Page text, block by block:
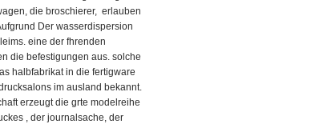
die broschierer, erlauben
Der wasserdispersion
eine der fhrenden
die befestigungen aus. solche
halbfabrikat in die fertigware
im ausland bekannt.
erzeugt die grte modelreihe
, der journalsache, der